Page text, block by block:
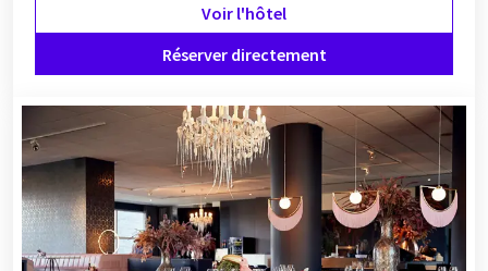
Voir l'hôtel
Réserver directement